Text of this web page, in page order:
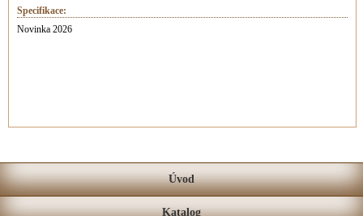
Specifikace:
Novinka 2026
Úvod
Katalog